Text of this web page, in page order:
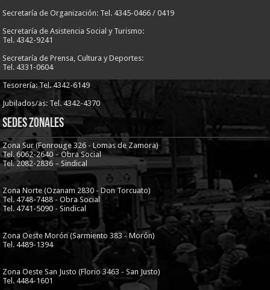
Secretaría de Organización: Tel. 4345-0466 / 0419
Secretaría de Asistencia Social y Turismo:
Tel. 4342-9241
Secretaría de Prensa, Cultura y Deportes:
Tel. 4331-0604
Tesorería: Tel. 4342-6149
Jubilados/as: Tel. 4342-4370
Sedes Zonales
Zona Sur (Fonrouge 326 - Lomas de Zamora)
Tel. 6062-2640 – Obra Social
Tel. 2082-2836 – Sindical
Zona Norte (Ozanam 2830 - Don Torcuato)
Tel. 4748-7488 - Obra Social
Tel. 4741-5090 - Sindical
Zona Oeste Morón (Sarmiento 383 - Morón)
Tel. 4489-1394
Zona Oeste San Justo (Florio 3463 - San Justo)
Tel. 4484-1601